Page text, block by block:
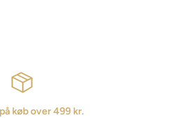
køb over 499 kr.